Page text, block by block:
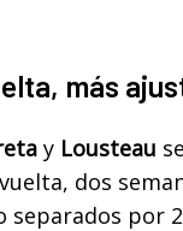
más
y Lousteau
dos
separados por